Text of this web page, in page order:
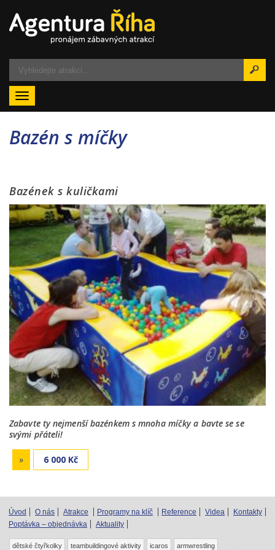
Menu
Bazén s míčky
Bazének s kuličkami
Zabavte ty nejmenší bazénkem s mnoha míčky a bavte se se
svými přáteli!
» 6 000 Kč
Úvod O nás Atrakce Programy na klíč Reference Videa
Kontakty
Poptávka – objednávka
Aktuality
dětské čtyřkolky teambuildingové aktivity icaros armwrestling